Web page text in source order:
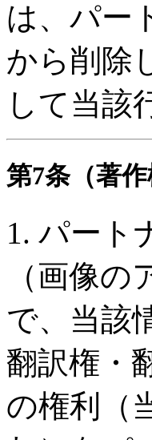
は、パー
から削除
して当該
第7条（著作
1. パート
（画像
で、当該
翻訳権・
の権利（